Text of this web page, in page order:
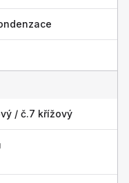
/ č.7 křížový